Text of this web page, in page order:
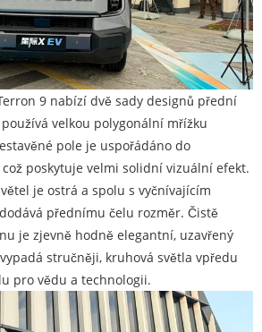
9 nabízí dvě sady designů přední
velkou polygonální mřížku
pole je uspořádáno do
což poskytuje velmi solidní vizuální efekt.
je ostrá a spolu s vyčnívajícím
přednímu čelu rozměr. Čistě
je zjevně hodně elegantní, uzavřený
stručněji, kruhová světla vpředu
pro vědu a technologii.